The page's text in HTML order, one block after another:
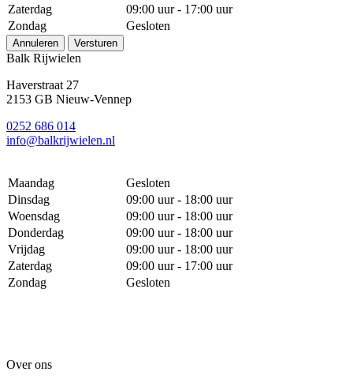
Zaterdag
09:00 uur - 17:00 uur
Zondag
Gesloten
Annuleren Versturen
Balk Rijwielen
Haverstraat 27
2153 GB Nieuw-Vennep
0252 686 014
info@balkrijwielen.nl
Maandag
Gesloten
Dinsdag
09:00 uur - 18:00 uur
Woensdag
09:00 uur - 18:00 uur
Donderdag
09:00 uur - 18:00 uur
Vrijdag
09:00 uur - 18:00 uur
Zaterdag
09:00 uur - 17:00 uur
Zondag
Gesloten
Over ons